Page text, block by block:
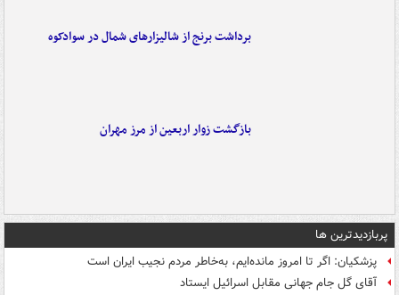
برداشت برنج از شالیزارهای شمال در سوادکوه
بازگشت زوار اربعین از مرز مهران
پربازدیدترین ها
پزشکیان: اگر تا امروز مانده‌ایم، به‌خاطر مردم نجیب ایران است
آقای گل جام جهانی مقابل اسرائیل ایستاد